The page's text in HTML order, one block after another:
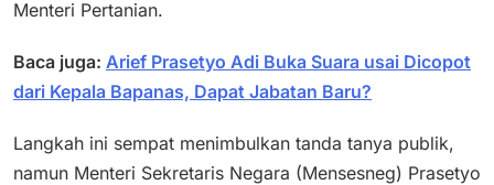
Menteri Pertanian.
Baca juga: Arief Prasetyo Adi Buka Suara usai Dicopot
dari Kepala Bapanas, Dapat Jabatan Baru?
Langkah ini sempat menimbulkan tanda tanya publik,
namun Menteri Sekretaris Negara (Mensesneg) Prasetyo